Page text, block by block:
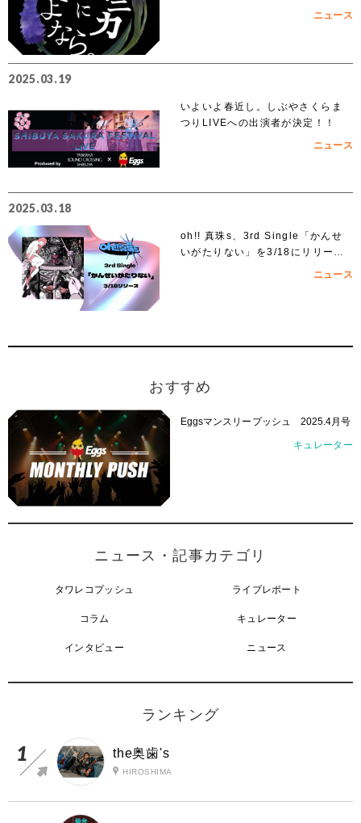
ニュース
2025.03.19
いよいよ春近し。しぶやさくらま
つりLIVEへの出演者が決定！！
ニュース
2025.03.18
oh!! 真珠s、3rd Single「かんせ
いがたりない」を3/18にリリー
ニュース
おすすめ
Eggsマンスリープッシュ 2025.4月号
キュレーター
ニュース・記事カテゴリ
タワレコプッシュ ライブレポート
コラム キュレーター
インタビュー ニュース
ランキング
the奥歯's
HIROSHIMA